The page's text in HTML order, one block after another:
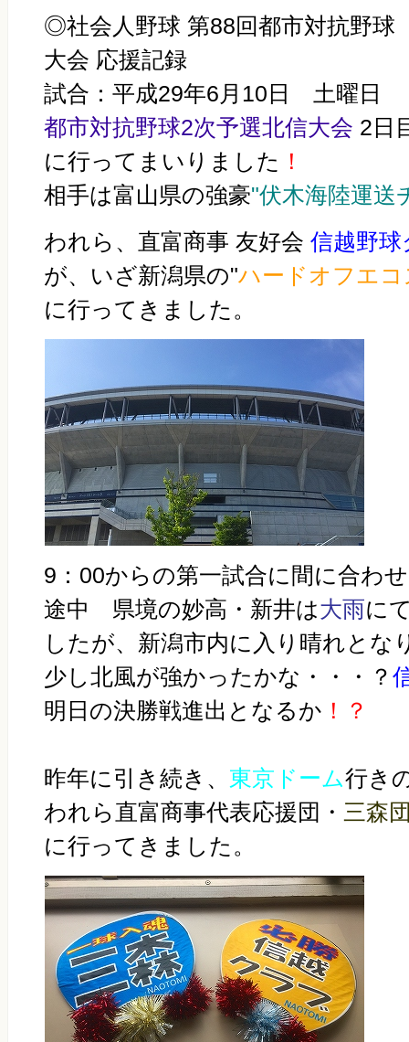
◎社会人野球 第88回都市対抗野
大会 応援記録
試合：平成29年6月10日 土曜日
都市対抗野球2次予選北信大会 2
に行ってまいりました ！
相手は富山県の強豪"伏木海陸運送
われら、直富商事 友好会信越野
が、いざ新潟県の"ハードオフエ
に行ってきました。
9：00からの第一試合に間に合わ
途中 県境の妙高・新井は大雨に
したが、新潟市内に入り晴れとな
少し北風が強かったかな・・・？
明日の決勝戦進出となるか ！？
昨年に引き続き、 東京ドーム行き
われら直富商事代表応援団・ 三森
に行ってきました。